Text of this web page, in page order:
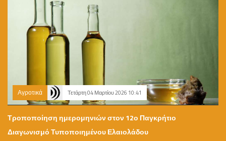
Αγροτικά Τετάρτη 04 Μαρτίου 2026 10:41
Τροποποίηση ημερομηνιών στον 12ο Παγκρήτιο
Διαγωνισμό Τυποποιημένου Ελαιολάδου